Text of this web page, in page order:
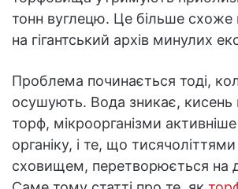
тонн вуглецю. Це більше схоже
на гігантський архів минулих
Проблема починається тоді,
осушують. Вода зникає, кисень
торф, мікроорганізми
органіку, і те, що
сховищем, перетворюється на